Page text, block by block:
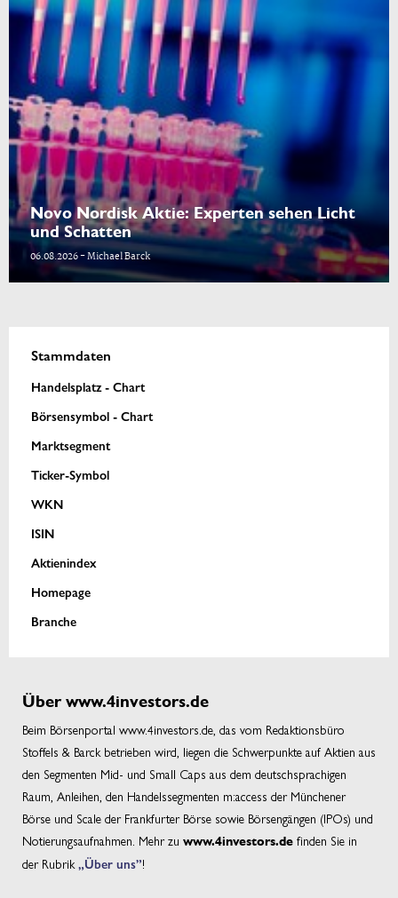
Novo Nordisk Aktie: Experten sehen Licht
und Schatten
06.08.2026 - Michael Barck
Stammdaten
Handelsplatz - Chart
Börsensymbol - Chart
Marktsegment
Ticker-Symbol
WKN
ISIN
Aktienindex
Homepage
Branche
Über www.4investors.de
Beim Börsenportal www.4investors.de, das vom Redaktionsbüro
Stoffels & Barck betrieben wird, liegen die Schwerpunkte auf Aktien aus
den Segmenten Mid- und Small Caps aus dem deutschsprachigen
Raum, Anleihen, den Handelssegmenten m:access der Münchener
Börse und Scale der Frankfurter Börse sowie Börsengängen (IPOs) und
Notierungsaufnahmen. Mehr zu www.4investors.de finden Sie in
der Rubrik „Über uns”!